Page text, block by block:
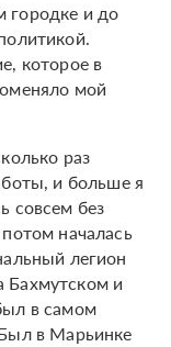
городке и до
которое в
мой
раз
и больше я
совсем без
началась
легион
Бахмутском и
в самом
в Марьинке